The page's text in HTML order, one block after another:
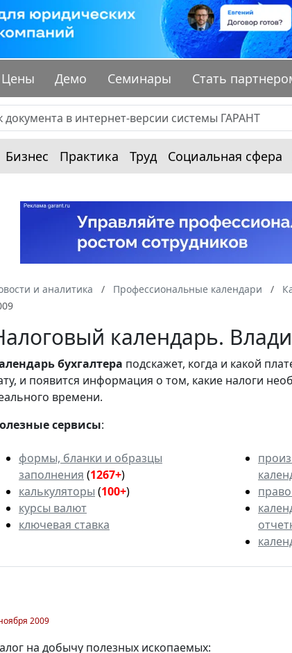
Цены Демо Семинары Стать
Бизнес Практика Труд Социальная сфера
и аналитика Профессиональные календари
календарь.
бухгалтера подскажет, когда и какой
и появится информация о том, какие налоги
времени.
сервисы:
формы, бланки и образцы
заполнения (1267+)
калькуляторы (100+)
курсы валют
ключевая ставка
2009
на добычу полезных ископаемых: